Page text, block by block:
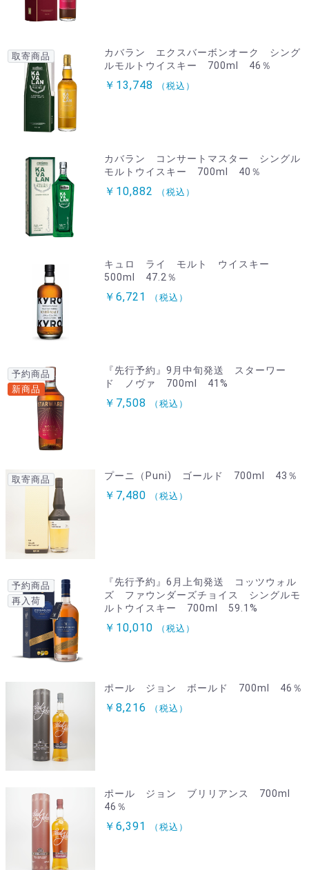
取寄商品
カバラン エクスバーボンオーク シング
ルモルトウイスキー 700ml 46％
￥13,748 （税込）
カバラン コンサートマスター シングル
モルトウイスキー 700ml 40％
￥10,882 （税込）
キュロ ライ モルト ウイスキー
500ml 47.2％
￥6,721 （税込）
予約商品
新商品
『先行予約』9月中旬発送 スターワー
ド ノヴァ 700ml 41%
￥7,508 （税込）
取寄商品 プーニ（Puni) ゴールド 700ml 43％
￥7,480 （税込）
予約商品
再入荷
『先行予約』6月上旬発送 コッツウォル
ズ ファウンダーズチョイス シングルモ
ルトウイスキー 700ml 59.1%
￥10,010 （税込）
ポール ジョン ボールド 700ml 46％
￥8,216 （税込）
ポール ジョン ブリリアンス 700ml
46％
￥6,391 （税込）